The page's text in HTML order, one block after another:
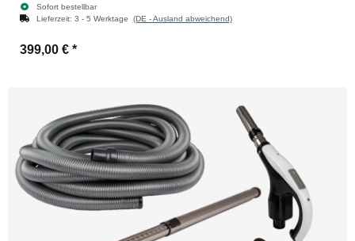
Sofort bestellbar
Lieferzeit: 3 - 5 Werktage (DE - Ausland abweichend)
399,00 € *